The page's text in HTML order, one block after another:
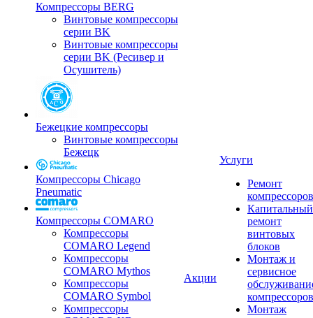
Компрессоры BERG
Винтовые компрессоры
серии BK
Винтовые компрессоры
серии BK (Ресивер и
Осушитель)
Бежецкие компрессоры
Винтовые компрессоры
Бежецк
Компрессоры Chicago
Pneumatic
Компрессоры COMARO
Компрессоры
COMARO Legend
Компрессоры
COMARO Mythos
Компрессоры
COMARO Symbol
Компрессоры
Акции
Услуги
Ремонт
компрессоров
Капитальный
ремонт
винтовых
блоков
Монтаж и
сервисное
компрессоров
Монтаж